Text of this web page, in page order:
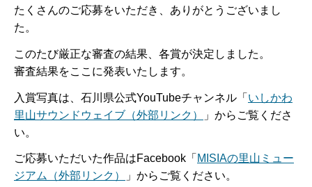
たくさんのご応募をいただき、ありがとうございまし
た。
このたび厳正な審査の結果、各賞が決定しました。
審査結果をここに発表いたします。
入賞写真は、石川県公式YouTubeチャンネル「 いしかわ
里山サウンドウェイブ（外部リンク）
」からご覧くださ
い。
ご応募いただいた作品はFacebook「 MISIAの里山ミュー
ジアム（外部リンク）
」からご覧ください。